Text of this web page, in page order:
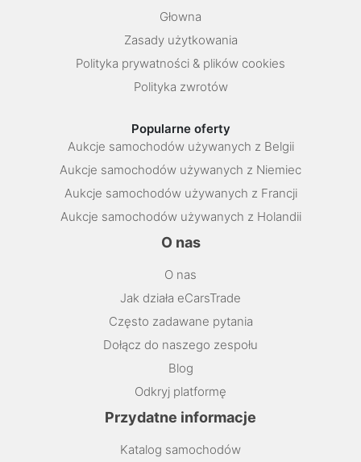
Głowna
Zasady użytkowania
Polityka prywatności & plików cookies
Polityka zwrotów
Popularne oferty
Aukcje samochodów używanych z Belgii
Aukcje samochodów używanych z Niemiec
Aukcje samochodów używanych z Francji
Aukcje samochodów używanych z Holandii
O nas
O nas
Jak działa eCarsTrade
Często zadawane pytania
Dołącz do naszego zespołu
Blog
Odkryj platformę
Przydatne informacje
Katalog samochodów